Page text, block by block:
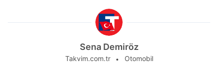
Sena Demiröz
Takvim.com.tr Otomobil